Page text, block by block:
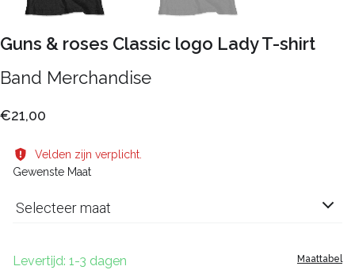
Guns & roses Classic logo Lady T-shirt
Band Merchandise
€21,00
Velden zijn verplicht.
Gewenste Maat
Selecteer maat
Maattabel
Levertijd: 1-3 dagen